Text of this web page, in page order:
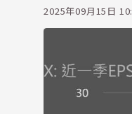
2025年09月15日